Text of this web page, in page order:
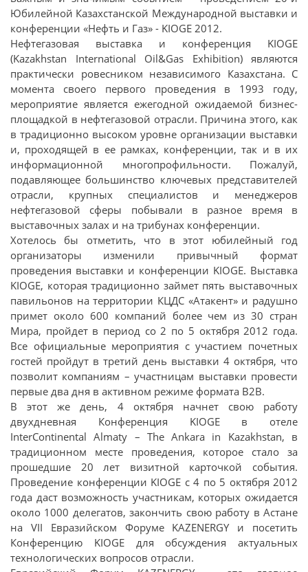
Юбилейной Казахстанской Международной выставки и
конференции «Нефть и Газ» - KIOGE 2012.
Нефтегазовая выставка и конференция KIOGE
(Kazakhstan International Oil&Gas Exhibition) являются
практически ровесником независимого Казахстана. С
момента своего первого проведения в 1993 году,
мероприятие является ежегодной ожидаемой бизнес-
площадкой в нефтегазовой отрасли. Причина этого, как
в традиционно высоком уровне организации выставки
и, проходящей в ее рамках, конференции, так и в их
информационной многопрофильности. Пожалуй,
подавляющее большинство ключевых представителей
отрасли, крупных специалистов и менеджеров
нефтегазовой сферы побывали в разное время в
выставочных залах и на трибунах конференции.
Хотелось бы отметить, что в этот юбилейный год
организаторы изменили привычный формат
проведения выставки и конференции KIOGE. Выставка
KIOGE, которая традиционно займет пять выставочных
павильонов на территории КЦДС «Атакент» и радушно
примет около 600 компаний более чем из 30 стран
Мира, пройдет в период со 2 по 5 октября 2012 года.
Все официальные мероприятия с участием почетных
гостей пройдут в третий день выставки 4 октября, что
позволит компаниям – участницам выставки провести
первые два дня в активном режиме формата B2B.
В этот же день, 4 октября начнет свою работу
двухдневная Конференция KIOGE в отеле
InterContinental Almaty – The Ankara in Kazakhstan, в
традиционном месте проведения, которое стало за
прошедшие 20 лет визитной карточкой события.
Проведение конференции KIOGE с 4 по 5 октября 2012
года даст возможность участникам, которых ожидается
около 1000 делегатов, закончить свою работу в Астане
на VII Евразийском Форуме KAZENERGY и посетить
Конференцию KIOGE для обсуждения актуальных
технологических вопросов отрасли.